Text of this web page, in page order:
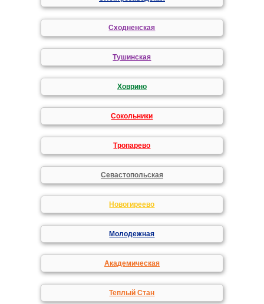
Сходненская
Тушинская
Ховрино
Сокольники
Тропарево
Севастопольская
Новогиреево
Молодежная
Академическая
Теплый Стан